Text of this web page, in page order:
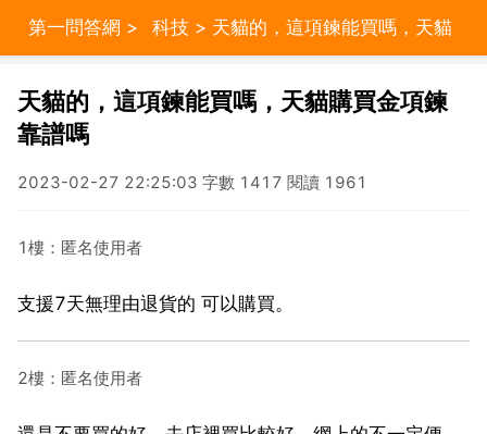
第一問答網 > 科技 > 天貓的，這項鍊能買嗎，天貓
購買金項鍊靠譜嗎
天貓的，這項鍊能買嗎，天貓購買金項鍊
靠譜嗎
2023-02-27 22:25:03 字數 1417 閱讀 1961
1樓：匿名使用者
支援7天無理由退貨的 可以購買。
2樓：匿名使用者